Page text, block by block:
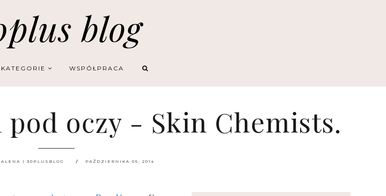
blog
KATEGORIE WSPÓŁPRACA
pod oczy - Skin Chemists.
| 30PLUSBLOG PAŹDZIERNIKA 05, 2014